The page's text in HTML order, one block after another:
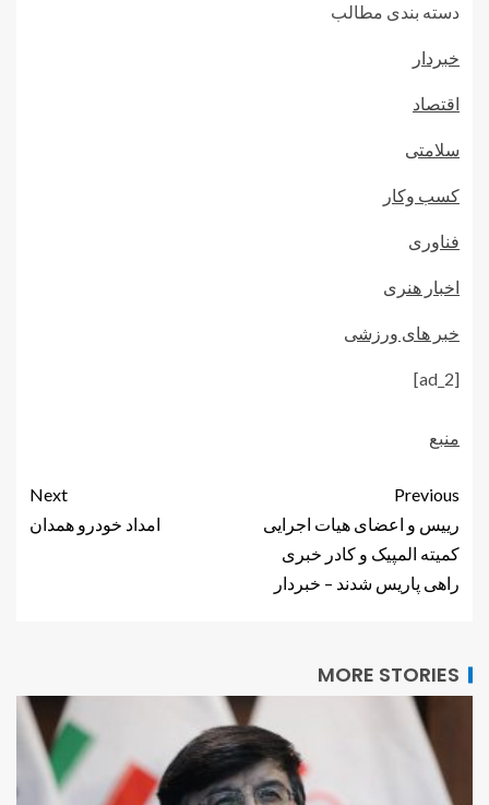
دسته بندی مطالب
خبردار
اقتصاد
سلامتی
کسب وکار
فناوری
اخبار هنری
خبر های ورزشی
[ad_2]
منبع
Previous
رییس و اعضای هیات اجرایی
کمیته المپیک و کادر خبری
راهی پاریس شدند – خبردار
Next
امداد خودرو همدان
MORE STORIES